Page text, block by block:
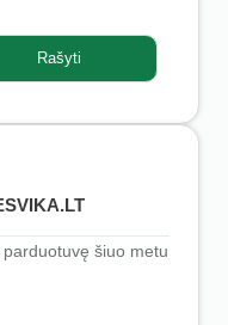
Rašyti
šiuo metu